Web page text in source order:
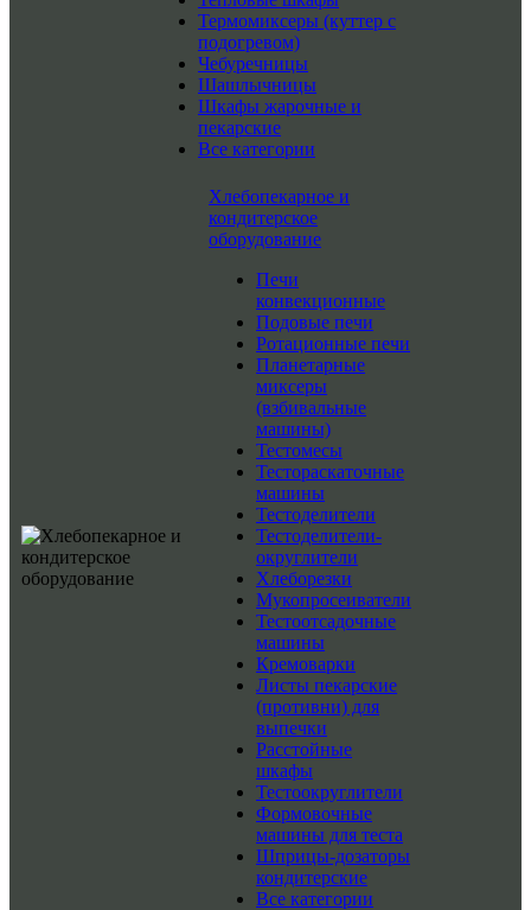
Термомиксеры (куттер с
подогревом)
Чебуречницы
Шашлычницы
Шкафы жарочные и
пекарские
Все категории
Хлебопекарное и
кондитерское
оборудование
Печи
конвекционные
Подовые печи
Ротационные печи
Планетарные
миксеры
(взбивальные
машины)
Тестомесы
Тестораскаточные
машины
Тестоделители
Тестоделители-
округлители
Хлеборезки
Мукопросеиватели
Тестоотсадочные
машины
Кремоварки
Листы пекарские
(противни) для
выпечки
Расстойные
шкафы
Тестоокруглители
Формовочные
машины для теста
Шприцы-дозаторы
кондитерские
Все категории